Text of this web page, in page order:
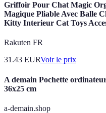
Griffoir Pour Chat Magic
Magique Pliable Avec Balle
Kitty Interieur Cat Toys
Rakuten FR
31.43 EURVoir le prix
A demain Pochette
36x25 cm
a-demain.shop